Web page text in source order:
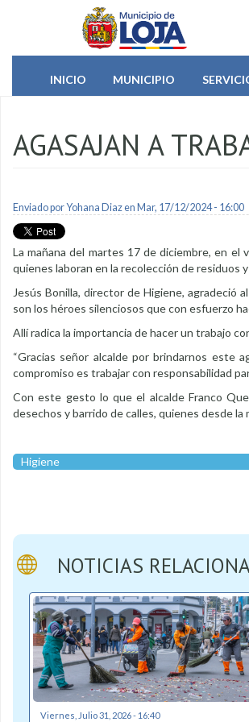
Pasar al contenido principal
INICIO
MUNICIPIO
AGASAJAN A
Enviado porYohana Diazen Mar, 17/12/2024 - 16:00
La mañana del martes 17 de diciembre, en el
quienes laboran en la recolección de residuos
Jesús Bonilla, director de Higiene, agradeció
son los héroes silenciosos que con esfuerzo
Allí radica la importancia de hacer un trabajo
“Gracias señor alcalde por brindarnos este
compromiso es trabajar con responsabilidad
Con este gesto lo que el alcalde Franco
desechos y barrido de calles, quienes desde
Higiene
NOTICIAS
Viernes, Julio 31, 2026 - 16:40